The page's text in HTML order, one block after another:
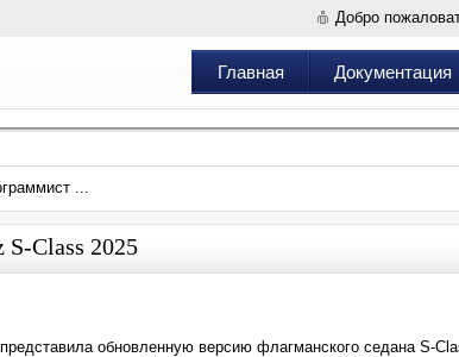
Добро
Главная Документация
...
S-Class 2025
обновленную версию флагманского седана S-